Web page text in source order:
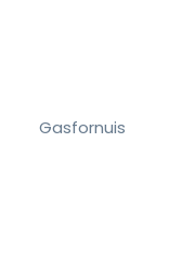
Gasfornuis